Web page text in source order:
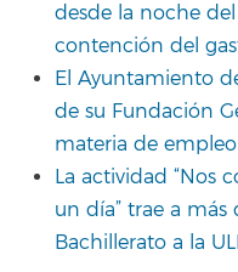
desde la noche
contención del
El Ayuntamiento
de su Fundación
materia de empleo
La actividad “Nos
un día” trae a
Bachillerato a la